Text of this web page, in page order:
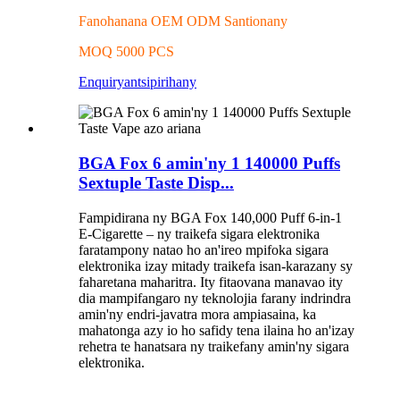
Fanohanana OEM ODM Santionany
MOQ 5000 PCS
Enquiryantsipirihany
BGA Fox 6 amin'ny 1 140000 Puffs
Sextuple Taste Disp...
Fampidirana ny BGA Fox 140,000 Puff 6-in-1
E-Cigarette – ny traikefa sigara elektronika
faratampony natao ho an'ireo mpifoka sigara
elektronika izay mitady traikefa isan-karazany sy
faharetana maharitra. Ity fitaovana manavao ity
dia mampifangaro ny teknolojia farany indrindra
amin'ny endri-javatra mora ampiasaina, ka
mahatonga azy io ho safidy tena ilaina ho an'izay
rehetra te hanatsara ny traikefany amin'ny sigara
elektronika.